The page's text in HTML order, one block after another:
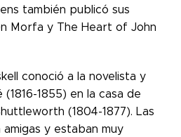
también publicó sus
Morfa y The Heart of John
conoció a la novelista y
1855) en la casa de
(1804-1877). Las
y estaban muy